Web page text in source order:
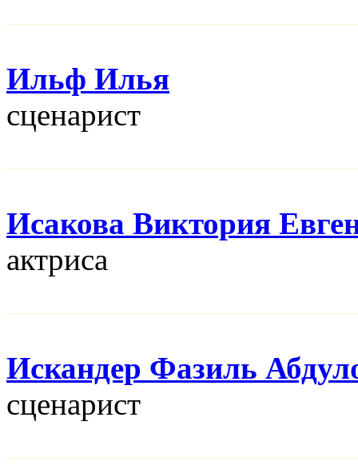
Ильф Илья
сценарист
Исакова Виктория
актриса
Искандер Фазиль
сценарист